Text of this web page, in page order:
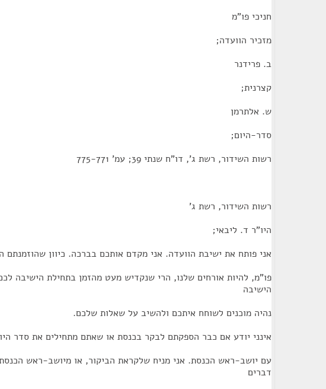
חניכי פו"מ
מזכיר הוועדה;
ב. פרידנר
קצרנית;
ש. אלתרמן
סדר-היום;
רשות השידור, רשת ג', דו"ח שנתי 39; עמ' 775-771
רשות השידור, רשת ג'
היו"ר ד. ליבאי;
אני פותח את ישיבת הוועדה. אני מקדם אותכם בברכה. כיוון שהוזמנתם
פו"מ, להיות אורחים שלנו, הרי שנקדיש מעט מהזמן בתחילת הישיבה
הישיבה
נהיה מוכנים לשוחח איתכם ולהשיב על שאלות שלכם.
אינני יודע אם כבר הספקתם לבקר בכנסת או שאתם מתחילים את סדר
עם יושב-ראש הכנסת. אני מניח שלקראת הביקור, או מיושב-ראש
דברים